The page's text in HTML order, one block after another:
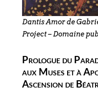
Dantis Amor de
Project – Domaine
Prologue du
aux Muses et à
Ascension de